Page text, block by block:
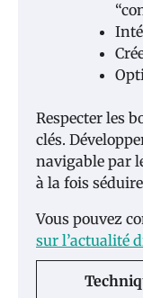
Respecter les
clés.
navigable par
à la fois
Vous pouvez
sur l’actualité